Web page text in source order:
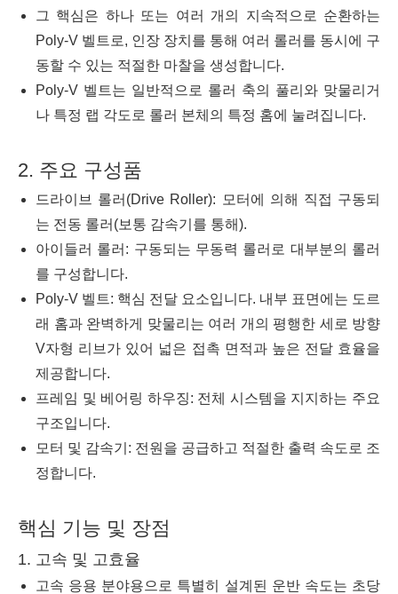
그 핵심은 하나 또는 여러 개의 지속적으로 순환하는
Poly-V 벨트로, 인장 장치를 통해 여러 롤러를 동시에 구
동할 수 있는 적절한 마찰을 생성합니다.
Poly-V 벨트는 일반적으로 롤러 축의 풀리와 맞물리거
나 특정 랩 각도로 롤러 본체의 특정 홈에 눌려집니다.
2. 주요 구성품
드라이브 롤러(Drive Roller): 모터에 의해 직접 구동되
는 전동 롤러(보통 감속기를 통해).
아이들러 롤러: 구동되는 무동력 롤러로 대부분의 롤러
를 구성합니다.
Poly-V 벨트: 핵심 전달 요소입니다. 내부 표면에는 도르
래 홈과 완벽하게 맞물리는 여러 개의 평행한 세로 방향
V자형 리브가 있어 넓은 접촉 면적과 높은 전달 효율을
제공합니다.
프레임 및 베어링 하우징: 전체 시스템을 지지하는 주요
구조입니다.
모터 및 감속기: 전원을 공급하고 적절한 출력 속도로 조
정합니다.
핵심 기능 및 장점
1. 고속 및 고효율
고속 응용 분야용으로 특별히 설계된 운반 속도는 초당